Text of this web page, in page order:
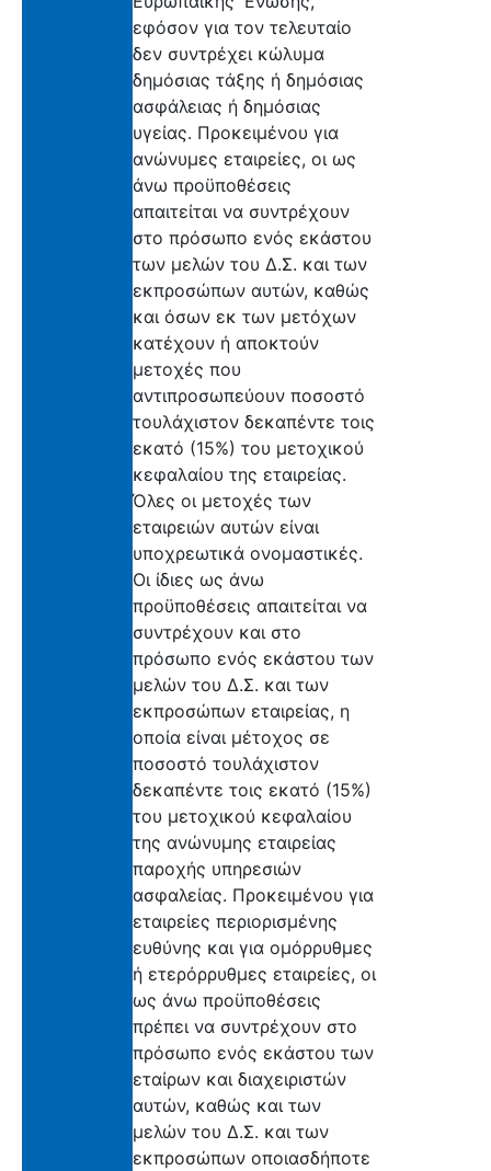
εφόσον για τον τελευταίο
δεν συντρέχει κώλυμα
δημόσιας τάξης ή δημόσιας
ασφάλειας ή δημόσιας
υγείας. Προκειμένου για
ανώνυμες εταιρείες, οι ως
άνω προϋποθέσεις
απαιτείται να συντρέχουν
στο πρόσωπο ενός εκάστου
των μελών του Δ.Σ. και των
εκπροσώπων αυτών, καθώς
και όσων εκ των μετόχων
κατέχουν ή αποκτούν
μετοχές που
αντιπροσωπεύουν ποσοστό
τουλάχιστον δεκαπέντε τοις
εκατό (15%) του μετοχικού
κεφαλαίου της εταιρείας.
Όλες οι μετοχές των
εταιρειών αυτών είναι
υποχρεωτικά ονομαστικές.
Οι ίδιες ως άνω
προϋποθέσεις απαιτείται να
συντρέχουν και στο
πρόσωπο ενός εκάστου των
μελών του Δ.Σ. και των
εκπροσώπων εταιρείας, η
οποία είναι μέτοχος σε
ποσοστό τουλάχιστον
δεκαπέντε τοις εκατό (15%)
του μετοχικού κεφαλαίου
της ανώνυμης εταιρείας
παροχής υπηρεσιών
ασφαλείας. Προκειμένου για
εταιρείες περιορισμένης
ευθύνης και για ομόρρυθμες
ή ετερόρρυθμες εταιρείες, οι
ως άνω προϋποθέσεις
πρέπει να συντρέχουν στο
πρόσωπο ενός εκάστου των
εταίρων και διαχειριστών
αυτών, καθώς και των
μελών του Δ.Σ. και των
εκπροσώπων οποιασδήποτε